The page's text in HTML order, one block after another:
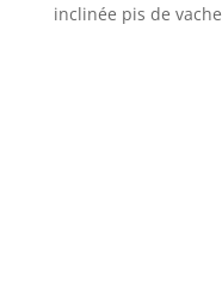
inclinée pis de vache